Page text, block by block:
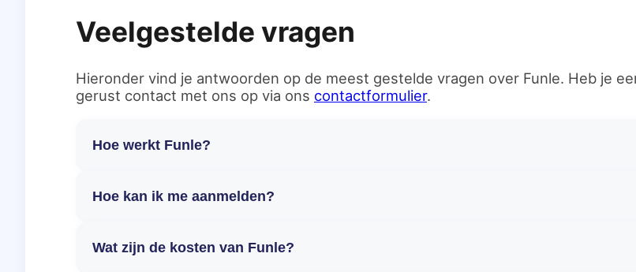
Veelgestelde vragen
Hieronder vind je antwoorden op de meest gestelde vragen over Funle. Heb je
gerust contact met ons op via ons contactformulier.
Hoe werkt Funle?
Hoe kan ik me aanmelden?
Wat zijn de kosten van Funle?